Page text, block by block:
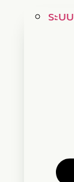
ระบ